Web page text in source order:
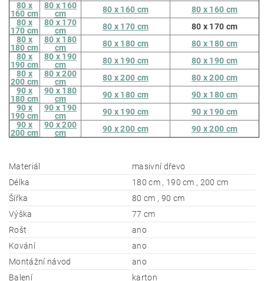
80 x
160 cm
80 x 160
cm
80 x 160 cm
80 x 160 cm
80 x
170 cm
80 x 170
cm
80 x 170 cm
80 x 170 cm
80 x
180 cm
80 x 180
cm
80 x 180 cm
80 x 180 cm
80 x
190 cm
80 x 190
cm
80 x 190 cm
80 x 190 cm
80 x
200 cm
80 x 200
cm
80 x 200 cm
80 x 200 cm
90 x
180 cm
90 x 180
cm
90 x 180 cm
90 x 180 cm
90 x
190 cm
90 x 190
cm
90 x 190 cm
90 x 190 cm
90 x
200 cm
90 x 200
cm
90 x 200 cm 90 x 200 cm
Materiál
masivní dřevo
Délka
180 cm , 190 cm , 200 cm
Šířka
80 cm , 90 cm
Výška
77 cm
Rošt
ano
Kování
ano
Montážní návod
ano
Balení
karton